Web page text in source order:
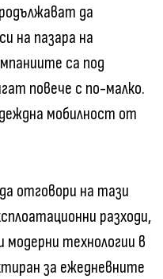
да
на пазара на
са под
повече с по-малко.
мобилност от
отговори на тази
разходи,
технологии в
за ежедневните